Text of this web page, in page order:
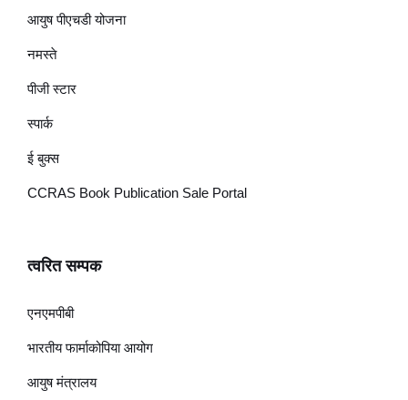
आयुष पीएचडी योजना
नमस्ते
पीजी स्टार
स्पार्क
ई बुक्स
CCRAS Book Publication Sale Portal
त्वरित सम्पक
एनएमपीबी
भारतीय फार्माकोपिया आयोग
आयुष मंत्रालय